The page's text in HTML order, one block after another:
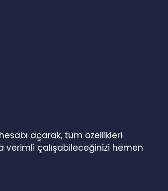
açarak, tüm özellikleri
verimli çalışabileceğinizi hemen